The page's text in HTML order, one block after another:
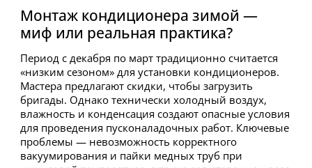
Монтаж кондиционера зимой —
миф или реальная практика?
Период с декабря по март традиционно считается
«низким сезоном» для установки кондиционеров.
Мастера предлагают скидки, чтобы загрузить
бригады. Однако технически холодный воздух,
влажность и конденсация создают опасные условия
для проведения пусконаладочных работ. Ключевые
проблемы — невозможность корректного
вакуумирования и пайки медных труб при